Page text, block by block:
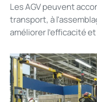
Les AGV peuvent
transport, à
améliorer l'efficacité